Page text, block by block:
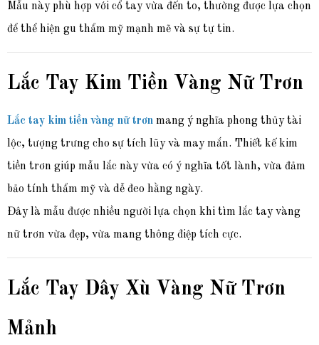
Mẫu này phù hợp với cổ tay vừa đến to, thường được lựa chọn
để thể hiện gu thẩm mỹ mạnh mẽ và sự tự tin.
Lắc Tay Kim Tiền Vàng Nữ Trơn
Lắc tay kim tiền vàng nữ trơn mang ý nghĩa phong thủy tài
lộc, tượng trưng cho sự tích lũy và may mắn. Thiết kế kim
tiền trơn giúp mẫu lắc này vừa có ý nghĩa tốt lành, vừa đảm
bảo tính thẩm mỹ và dễ đeo hằng ngày.
Đây là mẫu được nhiều người lựa chọn khi tìm lắc tay vàng
nữ trơn vừa đẹp, vừa mang thông điệp tích cực.
Lắc Tay Dây Xù Vàng Nữ Trơn
Mảnh